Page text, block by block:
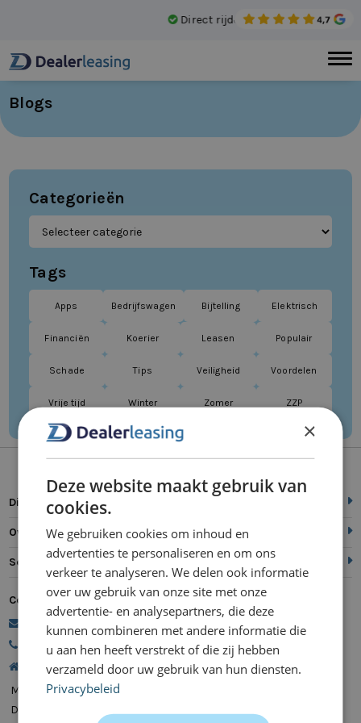
Blogs
Categorieën
Tags
Apps Bedrijfswagen Bijtelling Elektrisch
Financiën Koerier Leasen Populair
Schade Tips Veiligheid Voordelen
Vrije tijd Winter Zomer ZZP
Direct naar
Over ons
Service
Contact
commercie@dealerleasing.nl
088 700 18 18
Kanaalweg 9, 5721 MZ Asten
Maandag
Dinsdag
×
Deze website maakt gebruik van
cookies.
We gebruiken cookies om inhoud en
advertenties te personaliseren en om ons
verkeer te analyseren. We delen ook informatie
over uw gebruik van onze site met onze
advertentie- en analysepartners, die deze
kunnen combineren met andere informatie die
u aan hen heeft verstrekt of die zij hebben
verzameld door uw gebruik van hun diensten.
Privacybeleid